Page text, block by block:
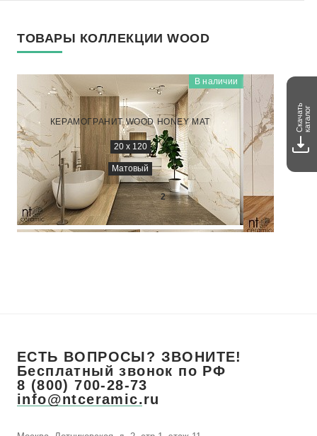
ТОВАРЫ КОЛЛЕКЦИИ WOOD
В наличии
NTT92313M
КЕРАМОГРАНИТ WOOD HONEY MAT
20 х 120
Матовый
3 100 ₽/м2
Скачатькаталог
ЕСТЬ ВОПРОСЫ? ЗВОНИТЕ!
Бесплатный звонок по РФ
8 (800) 700-28-73
info@ntceramic.ru